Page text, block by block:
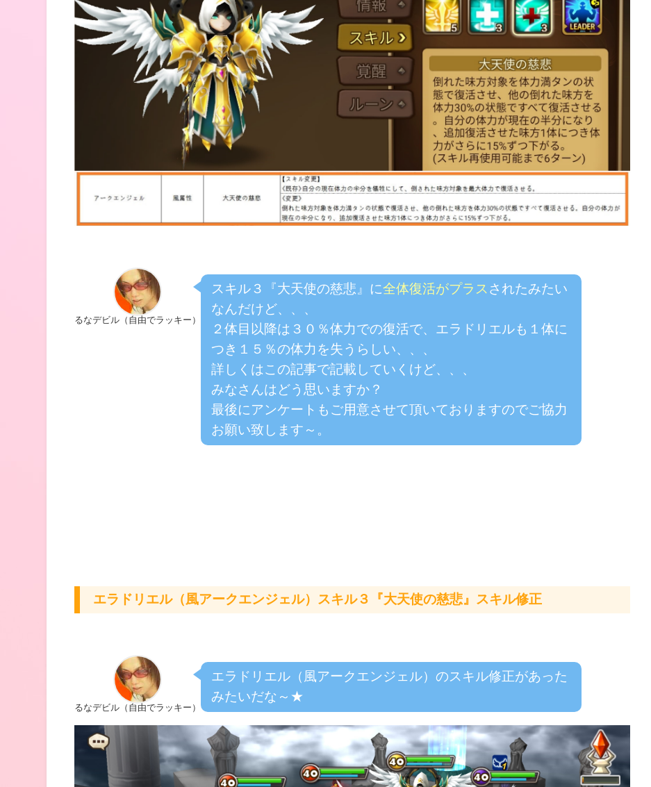
るなデビル（自由でラッキー）
スキル３『大天使の慈悲』に全体復活がプラス されたみたい
なんだけど、、、
２体目以降は３０％体力での復活で、エラドリエルも１体に
つき１５％の体力を失うらしい、、、
詳しくはこの記事で記載していくけど、、、
みなさんはどう思いますか？
最後にアンケートもご用意させて頂いておりますのでご協力
お願い致します～。
エラドリエル（風アークエンジェル）スキル３『大天使の慈悲』スキル修正
るなデビル（自由でラッキー）
エラドリエル（風アークエンジェル）のスキル修正があった
みたいだな～★